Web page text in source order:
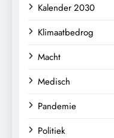
Kalender 2030
Klimaatbedrog
Macht
Medisch
Pandemie
Politiek